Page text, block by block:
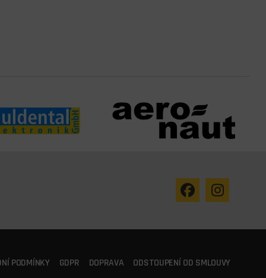
PODMÍNKY GDPR DOPRAVA ODSTOUPENÍ OD SMLOUVY